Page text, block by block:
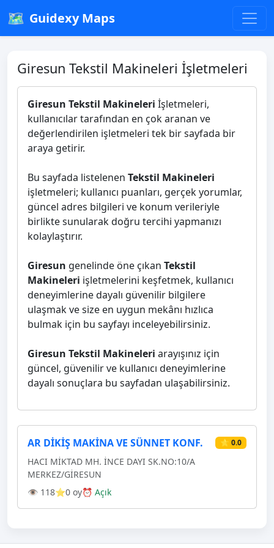
🗺️ Guidexy Maps
Giresun Tekstil Makineleri İşletmeleri
Giresun Tekstil Makineleri İşletmeleri,
kullanıcılar tarafından en çok aranan ve
değerlendirilen işletmeleri tek bir sayfada bir
araya getirir.
Bu sayfada listelenen Tekstil Makineleri
işletmeleri; kullanıcı puanları, gerçek yorumlar,
güncel adres bilgileri ve konum verileriyle
birlikte sunularak doğru tercihi yapmanızı
kolaylaştırır.
Giresun genelinde öne çıkan Tekstil
Makineleri işletmelerini keşfetmek, kullanıcı
deneyimlerine dayalı güvenilir bilgilere
ulaşmak ve size en uygun mekânı hızlıca
bulmak için bu sayfayı inceleyebilirsiniz.
Giresun Tekstil Makineleri arayışınız için
güncel, güvenilir ve kullanıcı deneyimlerine
dayalı sonuçlara bu sayfadan ulaşabilirsiniz.
AR DİKİŞ MAKİNA VE SÜNNET KONF. ⭐ 0.0
HACI MİKTAD MH. İNCE DAYI SK.NO:10/A
MERKEZ/GİRESUN
👁 118⭐0 oy⏰ Açık